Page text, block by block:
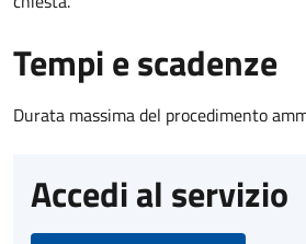
Tempi e scadenze
Durata massima del procedimento
Accedi al servizio